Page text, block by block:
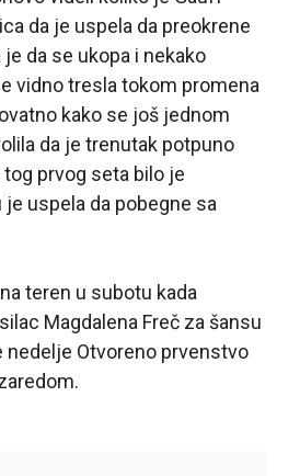
da je uspela da preokrene
da se ukopa i nekako
vidno tresla tokom promena
kako se još jednom
da je trenutak potpuno
prvog seta bilo je
je uspela da pobegne sa
teren u subotu kada
Magdalena Freč za šansu
nedelje Otvoreno prvenstvo